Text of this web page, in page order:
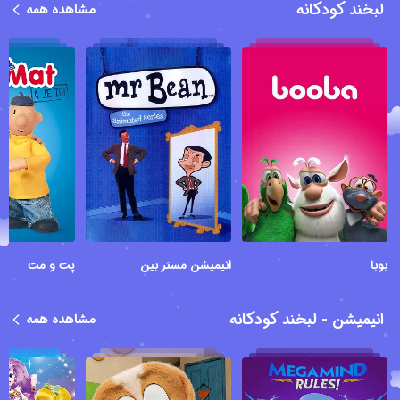
لبخند کودکانه مشاهده همه
بوبا انیمیشن مستر بین پت و مت
انیمیشن - لبخند کودکانه مشاهده همه